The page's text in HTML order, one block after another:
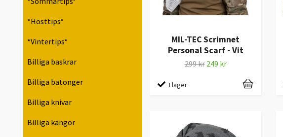
*Hösttips*
*Vintertips*
Billiga baskrar
Billiga batonger
Billiga knivar
Billiga kängor
MIL-TEC Scrimnet
Personal Scarf - Vit
299 kr 249 kr
I lager